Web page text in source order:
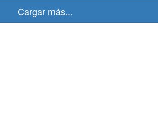
Cargar más...